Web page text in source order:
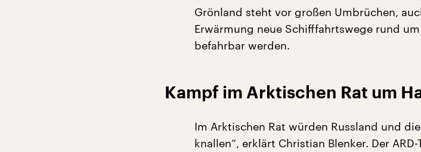
Grönland steht vor großen Umbrüchen,
Erwärmung neue Schifffahrtswege rund
befahrbar werden.
Kampf im Arktischen Rat um
Im Arktischen Rat würden Russland und
knallen“, erklärt Christian Blenker. Der